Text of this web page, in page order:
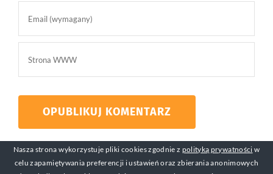
Nasza strona wykorzystuje pliki cookies zgodnie z polityką prywatności w
celu zapamiętywania preferencji i ustawień oraz zbierania anonimowych